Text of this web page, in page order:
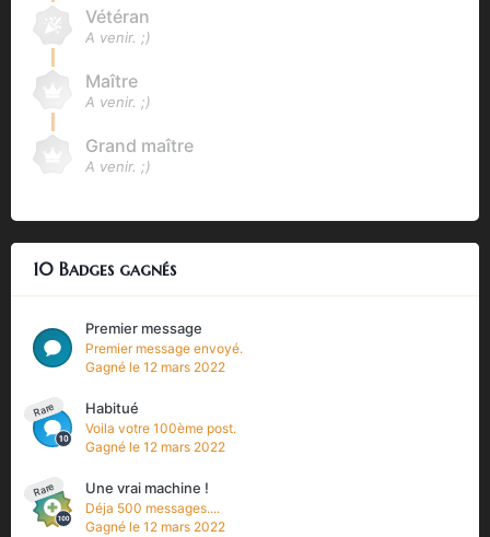
Vétéran
A venir. ;)
Maître
A venir. ;)
Grand maître
A venir. ;)
10 Badges gagnés
Premier message
Premier message envoyé.
Gagné le 12 mars 2022
Rare Habitué
Voila votre 100ème post.
Gagné le 12 mars 2022
Rare Une vrai machine !
Déja 500 messages....
Gagné le 12 mars 2022